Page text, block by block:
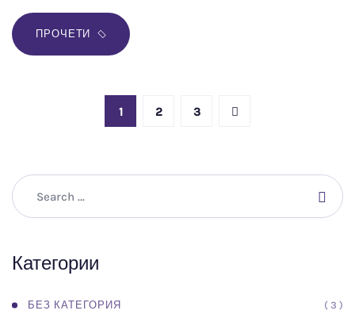
ПРОЧЕТИ
1 2 3
Категории
БЕЗ КАТЕГОРИЯ ( 3 )